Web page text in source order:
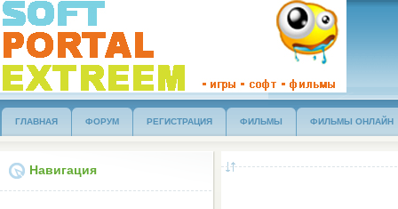
ГЛАВНАЯ ФОРУМ РЕГИСТРАЦИЯ ФИЛЬМЫ ФИЛЬМЫ ОНЛАЙН
Навигация